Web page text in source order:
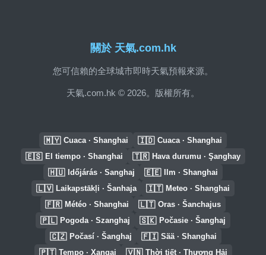
關於 天氣.com.hk
您可信賴的全球城市即時天氣預報來源。
天氣.com.hk © 2026。版權所有。
🇲🇾 Cuaca · Shanghai 🇮🇩 Cuaca · Shanghai
🇪🇸 El tiempo · Shanghai 🇹🇷 Hava durumu · Şanghay
🇭🇺 Időjárás · Sanghaj 🇪🇪 Ilm · Shanghai
🇱🇻 Laikapstākļi · Šanhaja 🇮🇹 Meteo · Shanghai
🇫🇷 Météo · Shanghai 🇱🇹 Oras · Šanchajus
🇵🇱 Pogoda · Szanghaj 🇸🇰 Počasie · Šanghaj
🇨🇿 Počasí · Šanghaj 🇫🇮 Sää · Shanghai
🇵🇹 Tempo · Xangai 🇻🇳 Thời tiết · Thượng Hải